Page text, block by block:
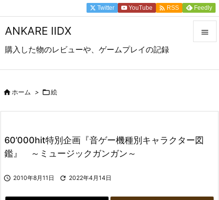
ANKARE IIDX
購入した物のレビューや、ゲームプレイの記録

検索
Twitter YouTube  RSS Feedly
ホーム > 絵
60’000hit特別企画『音ゲー機種別キャラクター図
鑑』 ～ミュージックガンガン～
 2010年8月11日  2022年4月14日